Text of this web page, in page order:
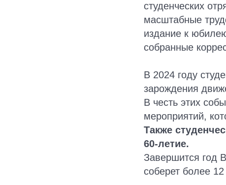
студенческих
масштабные
издание к
собранные
В 2024 году
зарождения
В честь этих
мероприятий,
Также
60-летие.
Завершится год
соберет более